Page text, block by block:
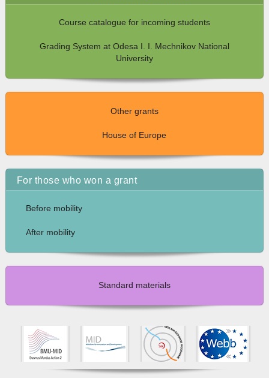
Course catalogue for incoming students
Grading System at Odesa I. I. Mechnikov National
University
Other grants
House of Europe
For those who won a grant
Before mobility
After mobility
Standard materials